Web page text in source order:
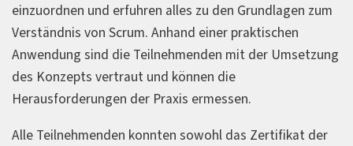
einzuordnen und erfuhren alles zu den Grundlagen zum
Verständnis von Scrum. Anhand einer praktischen
Anwendung sind die Teilnehmenden mit der Umsetzung
des Konzepts vertraut und können die
Herausforderungen der Praxis ermessen.
Alle Teilnehmenden konnten sowohl das Zertifikat der